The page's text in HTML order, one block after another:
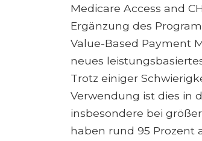
Medicare Access and
Ergänzung des
Value-Based Payment
neues
Trotz einiger
Verwendung ist dies in
insbesondere bei
haben rund 95 Prozent